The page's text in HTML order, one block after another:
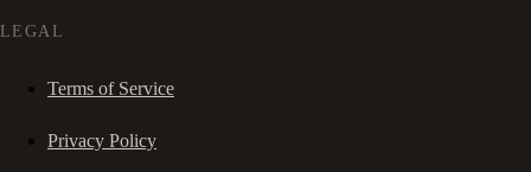
LEGAL
Terms of Service
Privacy Policy